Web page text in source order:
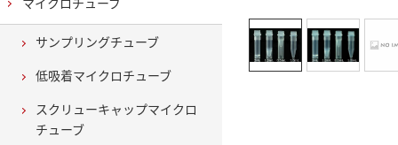
サンプリングチューブ
低吸着マイクロチューブ
スクリューキャップマイクロ
チューブ